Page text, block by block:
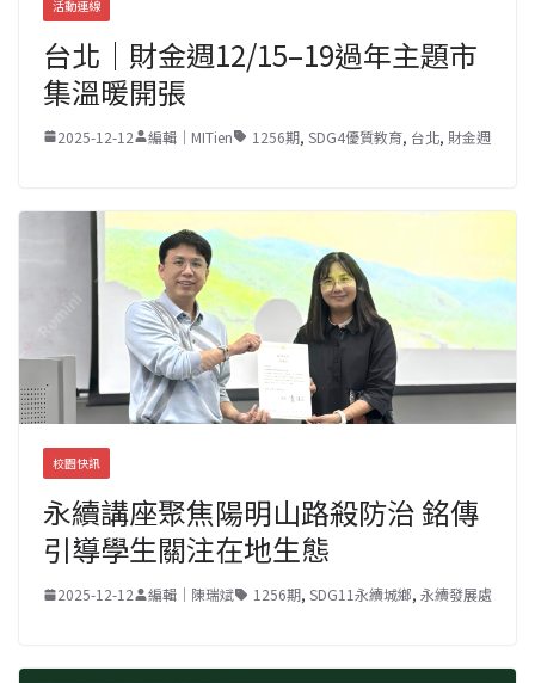
活動連線
台北｜財金週12/15–19過年主題市
集溫暖開張
2025-12-12 編輯｜MITien 1256期, SDG4優質教育, 台北, 財金週
校園快訊
永續講座聚焦陽明山路殺防治 銘傳
引導學生關注在地生態
2025-12-12 編輯｜陳瑞斌 1256期, SDG11永續城鄉, 永續發展處